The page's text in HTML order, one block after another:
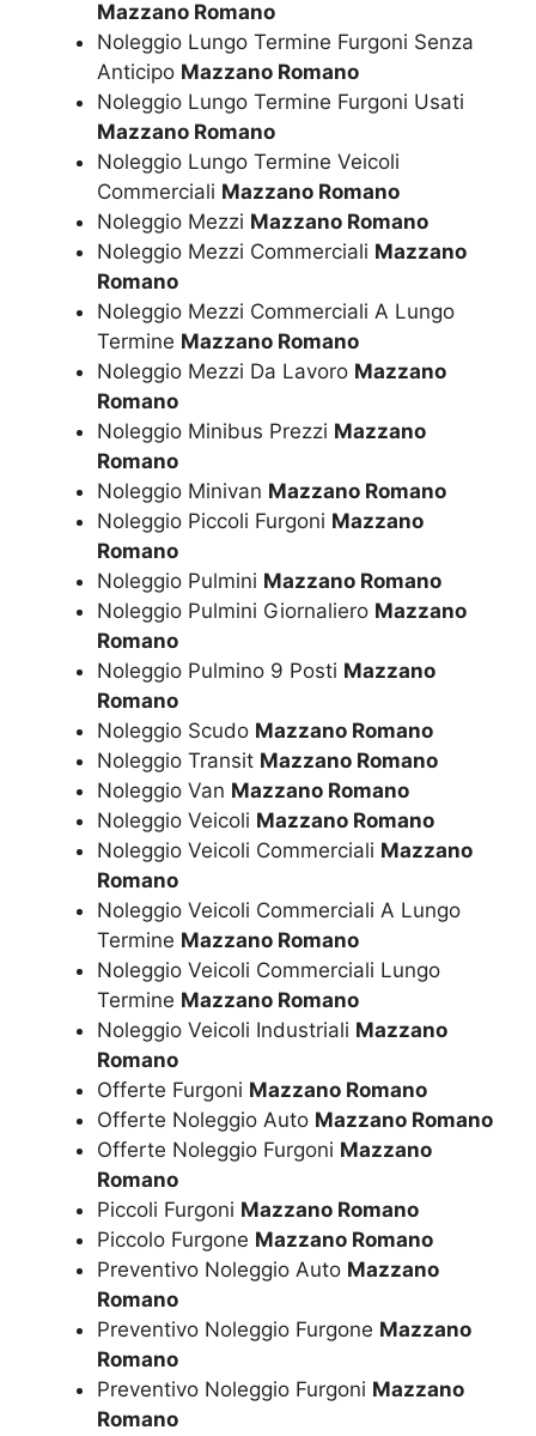
Mazzano Romano
Noleggio Lungo Termine Furgoni Senza
Anticipo Mazzano Romano
Noleggio Lungo Termine Furgoni Usati
Mazzano Romano
Noleggio Lungo Termine Veicoli
Commerciali Mazzano Romano
Noleggio Mezzi Mazzano Romano
Noleggio Mezzi Commerciali Mazzano
Romano
Noleggio Mezzi Commerciali A Lungo
Termine Mazzano Romano
Noleggio Mezzi Da Lavoro Mazzano
Romano
Noleggio Minibus Prezzi Mazzano
Romano
Noleggio Minivan Mazzano Romano
Noleggio Piccoli Furgoni Mazzano
Romano
Noleggio Pulmini Mazzano Romano
Noleggio Pulmini Giornaliero Mazzano
Romano
Noleggio Pulmino 9 Posti Mazzano
Romano
Noleggio Scudo Mazzano Romano
Noleggio Transit Mazzano Romano
Noleggio Van Mazzano Romano
Noleggio Veicoli Mazzano Romano
Noleggio Veicoli Commerciali Mazzano
Romano
Noleggio Veicoli Commerciali A Lungo
Termine Mazzano Romano
Noleggio Veicoli Commerciali Lungo
Termine Mazzano Romano
Noleggio Veicoli Industriali Mazzano
Romano
Offerte Furgoni Mazzano Romano
Offerte Noleggio Auto Mazzano Romano
Offerte Noleggio Furgoni Mazzano
Romano
Piccoli Furgoni Mazzano Romano
Piccolo Furgone Mazzano Romano
Preventivo Noleggio Auto Mazzano
Romano
Preventivo Noleggio Furgone Mazzano
Romano
Preventivo Noleggio Furgoni Mazzano
Romano